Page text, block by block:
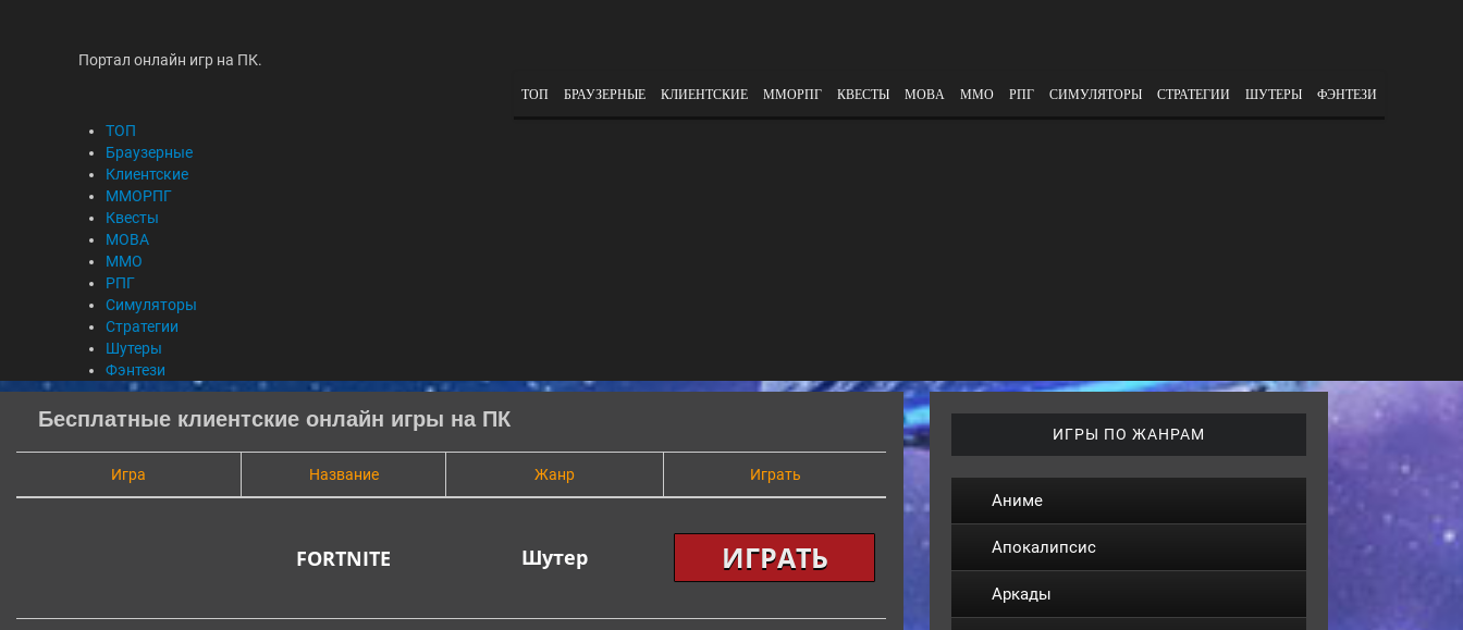
Портал онлайн игр на ПК.
ТОП БРАУЗЕРНЫЕ КЛИЕНТСКИЕ ММОРПГ КВЕСТЫ MOBA ММО РПГ СИМУЛЯТОРЫ СТРАТЕГИИ ШУТЕРЫ ФЭНТЕЗИ
ТОП
Браузерные
Клиентские
ММОРПГ
Квесты
MOBA
ММО
РПГ
Симуляторы
Стратегии
Шутеры
Фэнтези
Бесплатные клиентские онлайн игры на ПК
Игра Название Жанр Играть
FORTNITE Шутер ИГРАТЬ
ИГРЫ ПО ЖАНРАМ
Аниме
Апокалипсис
Аркады